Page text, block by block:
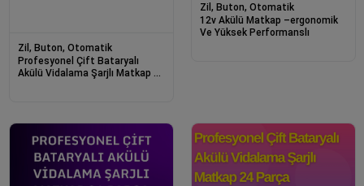
Zil, Buton, Otomatik
Profesyonel Çift Bataryalı
Akülü Vidalama Şarjlı Matkap 24
Zil, Buton, Otomatik
12v Akülü Matkap –ergonomik
Ve Yüksek Performanslı